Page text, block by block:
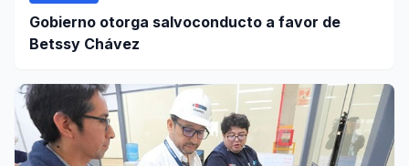
Gobierno otorga salvoconducto a favor de
Betssy Chávez